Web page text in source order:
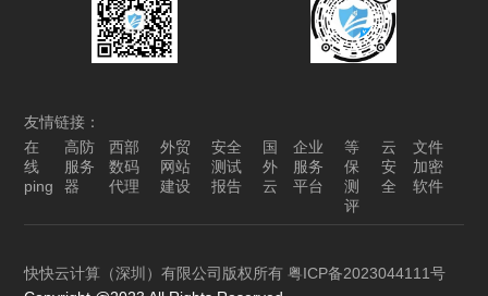
友情链接：
在
线
ping
高防
服务
器
西部
数码
代理
外贸
网站
建设
安全
测试
报告
国
外
云
企业
服务
平台
等
保
测
评
云
安
全
文件
加密
软件
快快云计算（深圳）有限公司版权所有粤ICP备2023044111号